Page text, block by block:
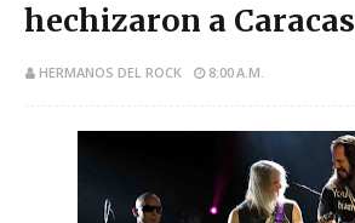
hechizaron a Caracas
HERMANOS DEL ROCK 8:00 A.M.